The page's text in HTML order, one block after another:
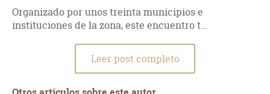
Organizado por unos treinta municipios e
instituciones de la zona, este encuentro t…
Leer post completo